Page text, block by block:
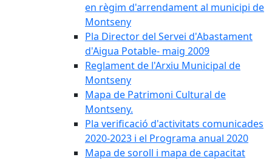
en règim d'arrendament al municipi de
Montseny
Pla Director del Servei d'Abastament
d'Aigua Potable- maig 2009
Reglament de l'Arxiu Municipal de
Montseny
Mapa de Patrimoni Cultural de
Montseny.
Pla verificació d'activitats comunicades
2020-2023 i el Programa anual 2020
Mapa de soroll i mapa de capacitat